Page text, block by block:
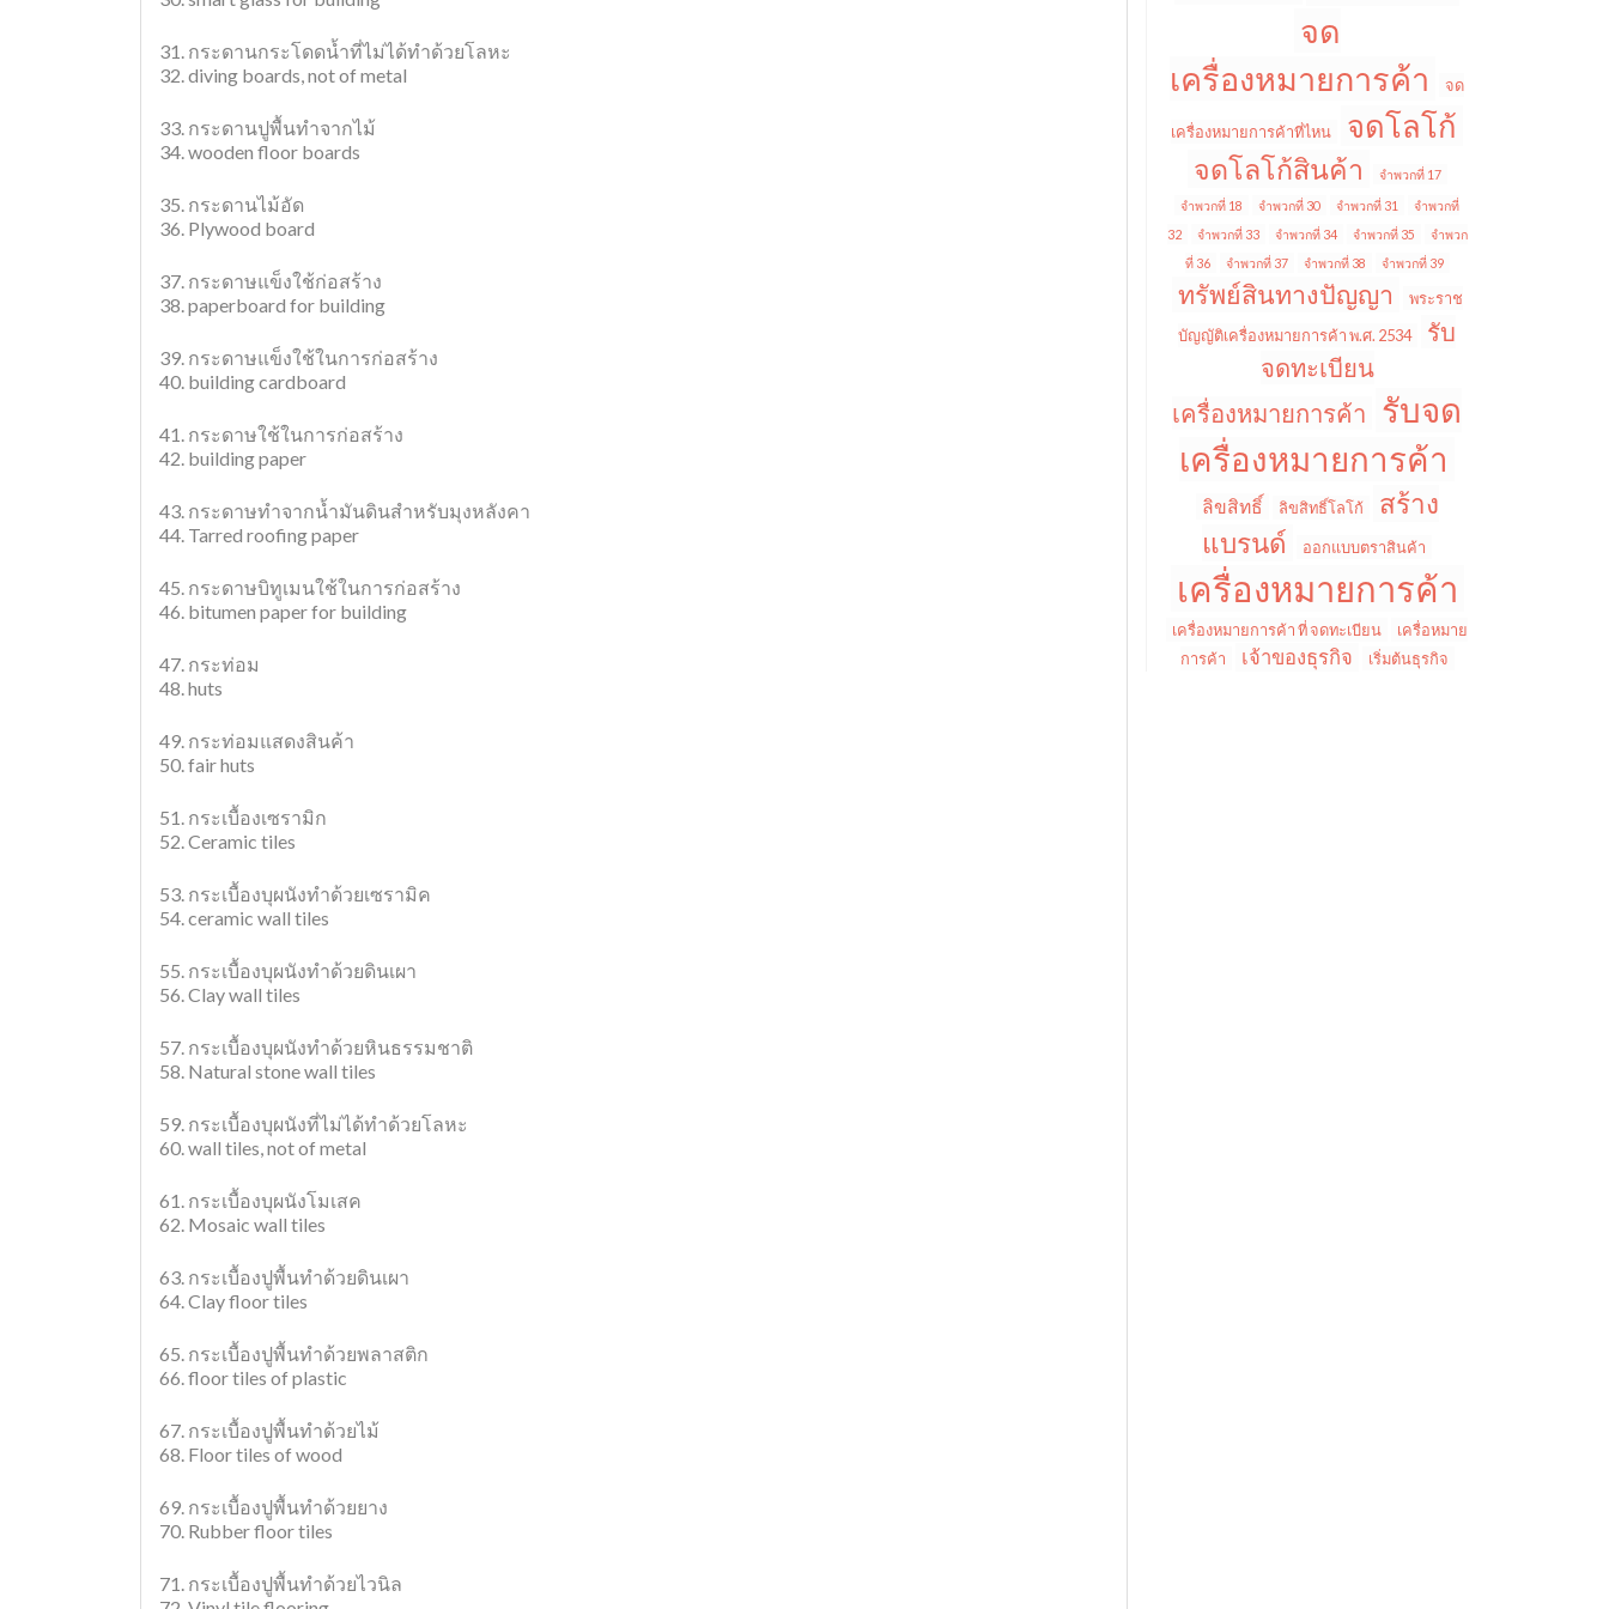
31. กระดานกระโดดน้ำที่ไม่ได้ทำด้วยโลหะ
32. diving boards, not of metal
33. กระดานปูพื้นทำจากไม้
34. wooden floor boards
35. กระดานไม้อัด
36. Plywood board
37. กระดาษแข็งใช้ก่อสร้าง
38. paperboard for building
39. กระดาษแข็งใช้ในการก่อสร้าง
40. building cardboard
41. กระดาษใช้ในการก่อสร้าง
42. building paper
43. กระดาษทำจากน้ำมันดินสำหรับมุงหลังคา
44. Tarred roofing paper
45. กระดาษบิทูเมนใช้ในการก่อสร้าง
46. bitumen paper for building
47. กระท่อม
48. huts
49. กระท่อมแสดงสินค้า
50. fair huts
51. กระเบื้องเซรามิก
52. Ceramic tiles
53. กระเบื้องบุผนังทำด้วยเซรามิค
54. ceramic wall tiles
55. กระเบื้องบุผนังทำด้วยดินเผา
56. Clay wall tiles
57. กระเบื้องบุผนังทำด้วยหินธรรมชาติ
58. Natural stone wall tiles
59. กระเบื้องบุผนังที่ไม่ได้ทำด้วยโลหะ
60. wall tiles, not of metal
61. กระเบื้องบุผนังโมเสค
62. Mosaic wall tiles
63. กระเบื้องปูพื้นทำด้วยดินเผา
64. Clay floor tiles
65. กระเบื้องปูพื้นทำด้วยพลาสติก
66. floor tiles of plastic
67. กระเบื้องปูพื้นทำด้วยไม้
68. Floor tiles of wood
69. กระเบื้องปูพื้นทำด้วยยาง
70. Rubber floor tiles
71. กระเบื้องปูพื้นทำด้วยไวนิล
จด
เครื่องหมายการค้า
จด
เครื่องหมายการค้าที่ไหน จดโลโก้
จดโลโก้สินค้า
จำพวกที่ 17
จำพวกที่ 18
จำพวกที่ 30 จำพวกที่ 31
จำพวกที่
32
จำพวกที่ 33 จำพวกที่ 34 จำพวกที่ 35
จำพวก
ที่ 36
จำพวกที่ 37 จำพวกที่ 38 จำพวกที่ 39
ทรัพย์สินทางปัญญา
พระราช
บัญญัติเครื่องหมายการค้า พ.ศ. 2534
รับ
จดทะเบียน
เครื่องหมายการค้า
รับจด
เครื่องหมายการค้า
ลิขสิทธิ์ ลิขสิทธิ์โลโก้
สร้าง
แบรนด์
ออกแบบตราสินค้า
เครื่องหมายการค้า
เครื่องหมายการค้า ที่ จดทะเบียน
เครื่อหมาย
การค้า
เจ้าของธุรกิจ เริ่มต้นธุรกิจ